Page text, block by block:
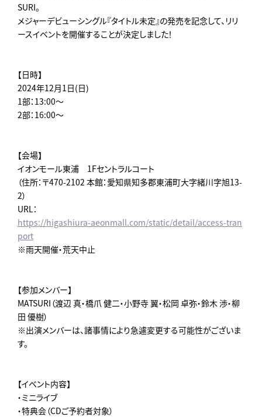
SURI。
メジャーデビューシングル『タイトル未定』の発売を記念して、リリ
ースイベントを開催することが決定しました！
【日時】
2024年12月1日(日)
1部：13:00～
2部：16:00～
【会場】
イオンモール東浦 1Fセントラルコート
（住所：〒470-2102 本館：愛知県知多郡東浦町大字緒川字旭13-
2）
URL：
https://higashiura-aeonmall.com/static/detail/access-tran
port
※雨天開催・荒天中止
【参加メンバー】
MATSURI（渡辺 真・橋爪 健二・小野寺 翼・松岡 卓弥・鈴木 渉・柳
田 優樹）
※出演メンバーは、諸事情により急遽変更する可能性がございま
す。
【イベント内容】
・ミニライブ
・特典会（CDご予約者対象）